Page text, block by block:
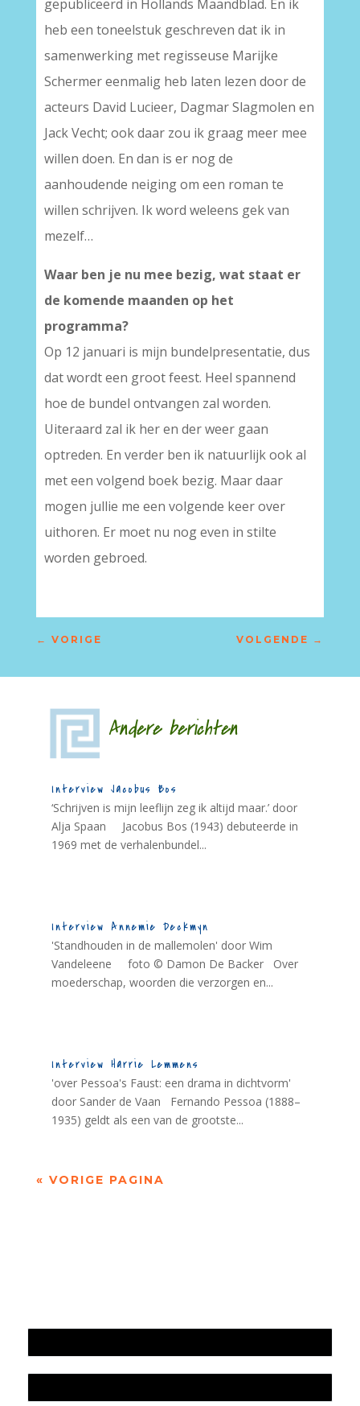
gepubliceerd in Hollands Maandblad. En ik
heb een toneelstuk geschreven dat ik in
samenwerking met regisseuse Marijke
Schermer eenmalig heb laten lezen door de
acteurs David Lucieer, Dagmar Slagmolen en
Jack Vecht; ook daar zou ik graag meer mee
willen doen. En dan is er nog de
aanhoudende neiging om een roman te
willen schrijven. Ik word weleens gek van
mezelf…
Waar ben je nu mee bezig, wat staat er
de komende maanden op het
programma?
Op 12 januari is mijn bundelpresentatie, dus
dat wordt een groot feest. Heel spannend
hoe de bundel ontvangen zal worden.
Uiteraard zal ik her en der weer gaan
optreden. En verder ben ik natuurlijk ook al
met een volgend boek bezig. Maar daar
mogen jullie me een volgende keer over
uithoren. Er moet nu nog even in stilte
worden gebroed.
← VORIGE VOLGENDE →
Andere berichten
Interview Jacobus Bos
‘Schrijven is mijn leeflijn zeg ik altijd maar.’ door
Alja Spaan Jacobus Bos (1943) debuteerde in
1969 met de verhalenbundel...
Interview Annemie Deckmyn
'Standhouden in de mallemolen' door Wim
Vandeleene foto © Damon De Backer Over
moederschap, woorden die verzorgen en...
Interview Harrie Lemmens
'over Pessoa's Faust: een drama in dichtvorm'
door Sander de Vaan Fernando Pessoa (1888–
1935) geldt als een van de grootste...
« VORIGE PAGINA